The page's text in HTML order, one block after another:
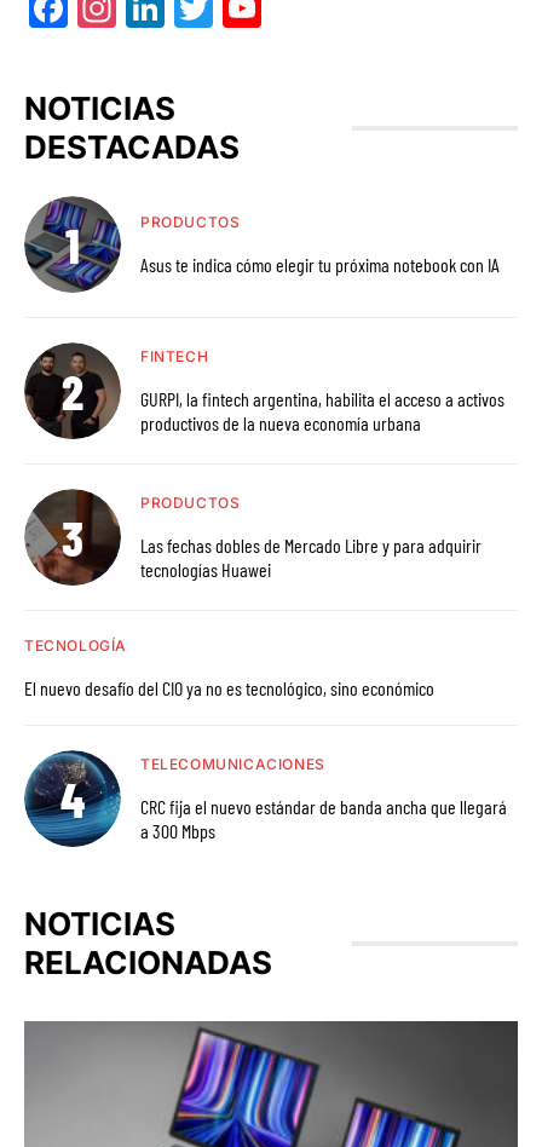
NOTICIAS
DESTACADAS
PRODUCTOS
Asus te indica cómo elegir tu próxima notebook con IA
FINTECH
GURPI, la fintech argentina, habilita el acceso a activos
productivos de la nueva economía urbana
PRODUCTOS
Las fechas dobles de Mercado Libre y para adquirir
tecnologías Huawei
TECNOLOGÍA
El nuevo desafío del CIO ya no es tecnológico, sino económico
TELECOMUNICACIONES
CRC fija el nuevo estándar de banda ancha que llegará
a 300 Mbps
NOTICIAS
RELACIONADAS